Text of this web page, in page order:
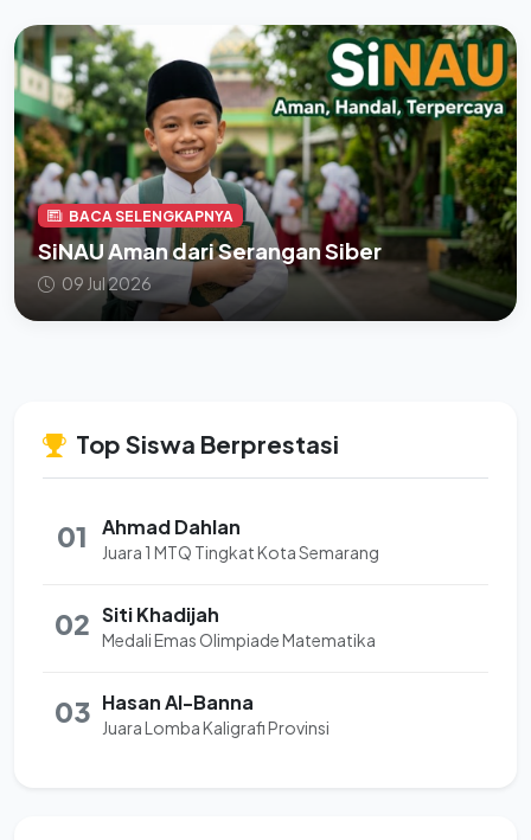
BACA SELENGKAPNYA
SiNAU Aman dari Serangan Siber
09 Jul 2026
Top Siswa Berprestasi
01 Ahmad Dahlan
Juara 1 MTQ Tingkat Kota Semarang
02 Siti Khadijah
Medali Emas Olimpiade Matematika
03 Hasan Al-Banna
Juara Lomba Kaligrafi Provinsi